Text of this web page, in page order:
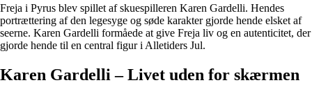
Freja i Pyrus blev spillet af skuespilleren Karen Gardelli. Hendes
portrættering af den legesyge og søde karakter gjorde hende elsket af
seerne. Karen Gardelli formåede at give Freja liv og en autenticitet, der
gjorde hende til en central figur i Alletiders Jul.
Karen Gardelli – Livet uden for skærmen